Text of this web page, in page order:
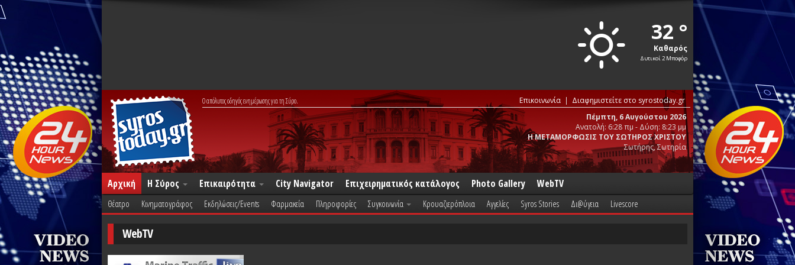
32 °
Καθαρός
Δυτικοί 2 Μποφόρ
Ο απόλυτος οδηγός ενημέρωσης για τη Σύρο. Επικοινωνία
Διαφημιστείτε στο syrostoday.gr
Πέμπτη, 6 Αυγούστου 2026
Ανατολή: 6:28 πμ - Δύση: 8:23 μμ
Η ΜΕΤΑΜΟΡΦΩΣΙΣ ΤΟΥ ΣΩΤΗΡΟΣ ΧΡΙΣΤΟΥ
Σωτήρης, Σωτηρία
Αρχική Η Σύρος Επικαιρότητα City Navigator Επιχειρηματικός κατάλογος Photo Gallery WebTV
Θέατρο Κινηματογράφος Εκδηλώσεις/Events Φαρμακεία Πληροφορίες Συγκοινωνία Κρουαζιερόπλοια Αγγελίες Syros Stories Δι@ύγεια Livescore
WebTV